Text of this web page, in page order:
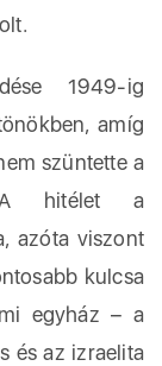
1949-ig
amíg
szüntette a
A hitélet a
azóta viszont
kulcsa
egyház – a
és az izraelita